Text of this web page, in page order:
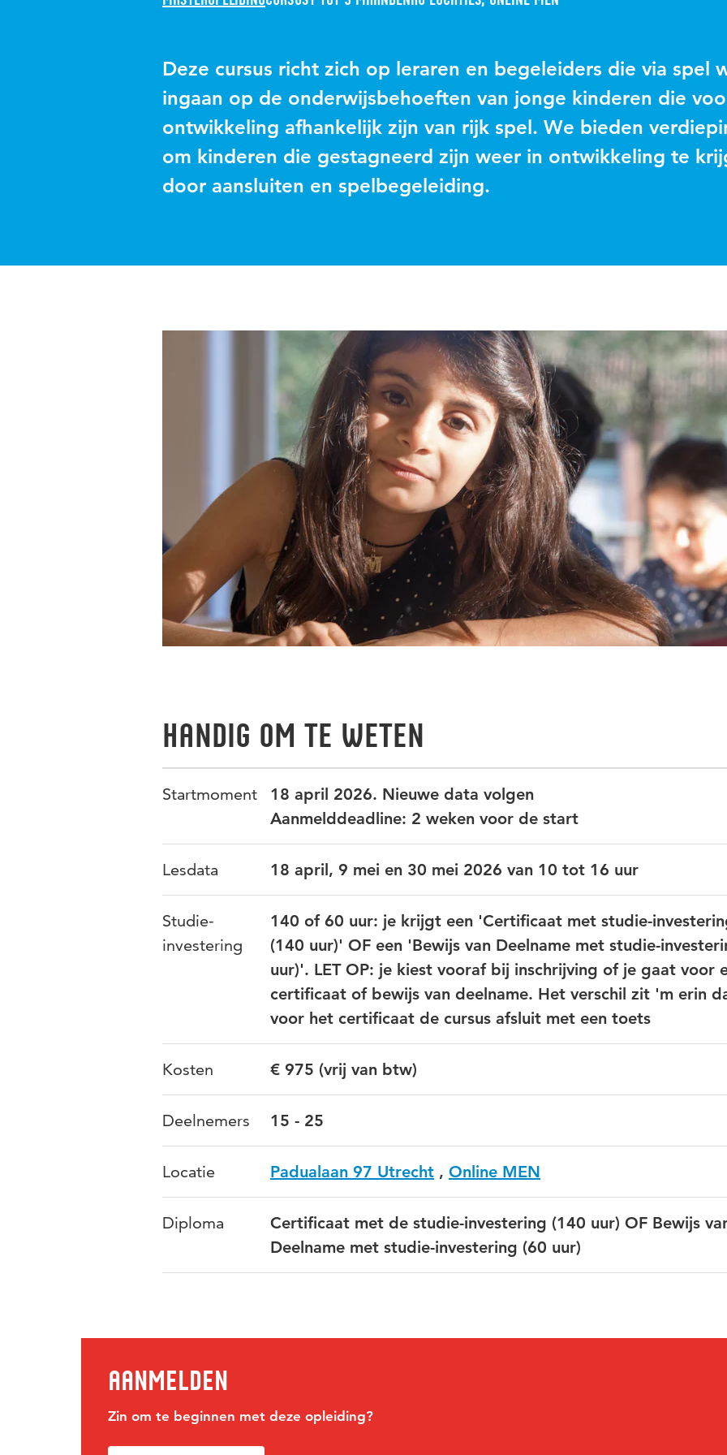
Deze cursus richt zich op leraren en begeleiders die via spel
ingaan op de onderwijsbehoeften van jonge kinderen die
ontwikkeling afhankelijk zijn van rijk spel. We bieden
om kinderen die gestagneerd zijn weer in ontwikkeling te
door aansluiten en spelbegeleiding.
Handig om te weten
Startmoment
18 april 2026. Nieuwe data volgen
Aanmelddeadline: 2 weken voor de start
Lesdata 18 april, 9 mei en 30 mei 2026 van 10 tot 16 uur
Studie-
investering
140 of 60 uur: je krijgt een 'Certificaat met studie-
(140 uur)' OF een 'Bewijs van Deelname met studie-
uur)'. LET OP: je kiest vooraf bij inschrijving of je gaat voor
certificaat of bewijs van deelname. Het verschil zit 'm erin
voor het certificaat de cursus afsluit met een toets
Kosten € 975 (vrij van btw)
Deelnemers 15 - 25
Locatie Padualaan 97 Utrecht , Online MEN
Diploma
Certificaat met de studie-investering (140 uur) OF Bewijs
Deelname met studie-investering (60 uur)
Aanmelden
Zin om te beginnen met deze opleiding?